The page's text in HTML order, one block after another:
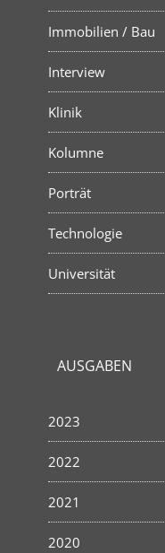
Immobilien / Bau
Interview
Klinik
Kolumne
Porträt
Technologie
Universität
AUSGABEN
2023
2022
2021
2020